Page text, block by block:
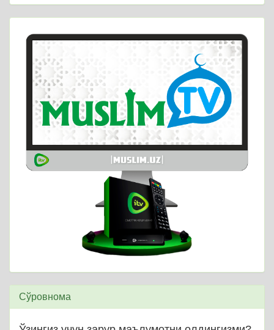
Сўровнома